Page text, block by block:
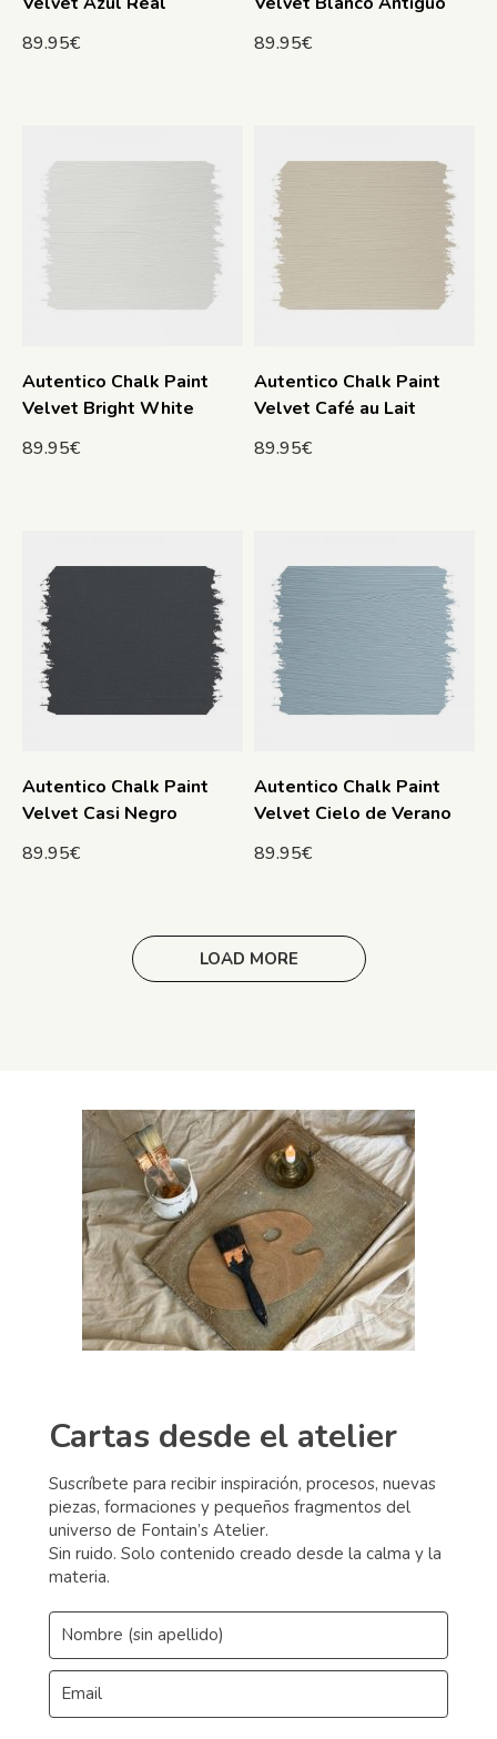
89.95€
89.95€
Autentico Chalk Paint
Velvet Bright White
89.95€
Autentico Chalk Paint
Velvet Café au Lait
89.95€
Autentico Chalk Paint
Velvet Casi Negro
89.95€
Autentico Chalk Paint
Velvet Cielo de Verano
89.95€
LOAD MORE
Cartas desde el atelier
Suscríbete para recibir inspiración, procesos, nuevas
piezas, formaciones y pequeños fragmentos del
universo de Fontain’s Atelier.
Sin ruido. Solo contenido creado desde la calma y la
materia.